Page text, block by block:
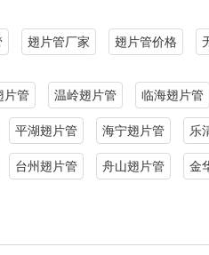
翅片管厂家 翅片管价格
片管 温岭翅片管 临海翅片管
平湖翅片管 海宁翅片管 乐
台州翅片管 舟山翅片管 金